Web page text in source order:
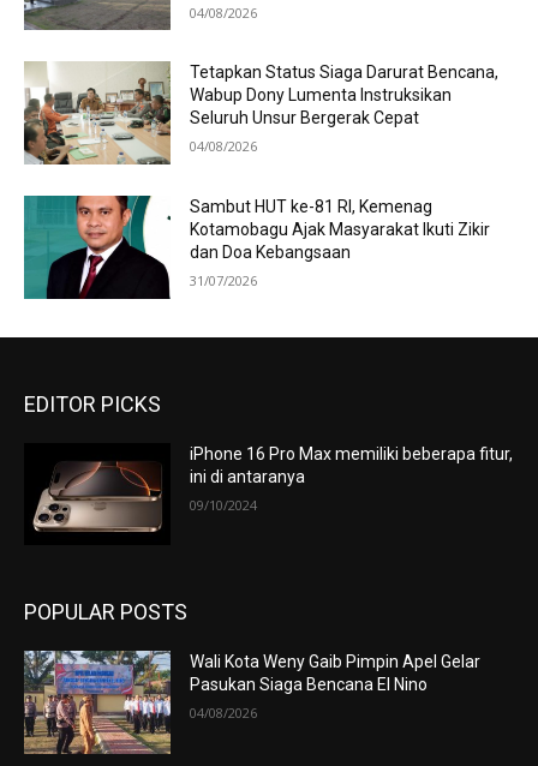
04/08/2026
Tetapkan Status Siaga Darurat Bencana,
Wabup Dony Lumenta Instruksikan
Seluruh Unsur Bergerak Cepat
04/08/2026
Sambut HUT ke-81 RI, Kemenag
Kotamobagu Ajak Masyarakat Ikuti Zikir
dan Doa Kebangsaan
31/07/2026
EDITOR PICKS
iPhone 16 Pro Max memiliki beberapa fitur,
ini di antaranya
09/10/2024
POPULAR POSTS
Wali Kota Weny Gaib Pimpin Apel Gelar
Pasukan Siaga Bencana El Nino
04/08/2026